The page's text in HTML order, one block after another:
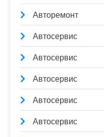
Авторемонт
Автосервис
Автосервис
Автосервис
Автосервис
Автосервис